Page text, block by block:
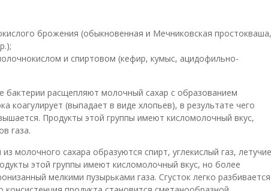
брожения (обыкновенная и Мечниковская простокваша,
и спиртовом (кефир, кумыс, ацидофильно-
бактерии расщепляют молочный сахар с образованием
(выпадает в виде хлопьев), в результате чего
Продукты этой группы имеют кисломолочный вкус,
газа.
молочного сахара образуются спирт, углекислый газ, летучие
этой группы имеют кисломолочный вкус, но более
мелкими пузырьками газа. Сгусток легко разбивается